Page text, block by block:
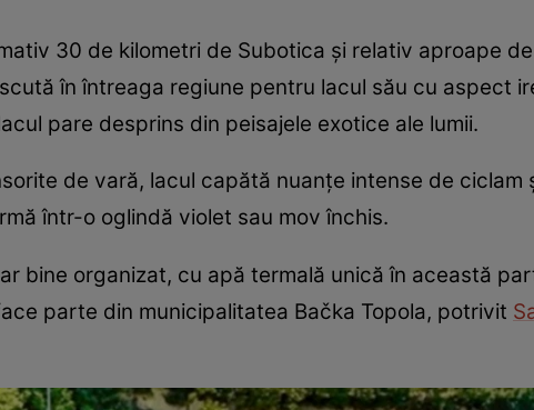
30 de kilometri de Subotica și relativ aproape
în întreaga regiune pentru lacul său cu aspect
pare desprins din peisajele exotice ale lumii.
de vară, lacul capătă nuanțe intense de ciclam
într-o oglindă violet sau mov închis.
bine organizat, cu apă termală unică în această
parte din municipalitatea Bačka Topola, potrivit